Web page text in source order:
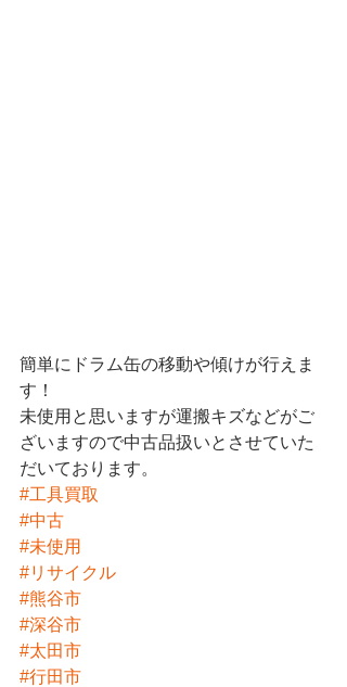
簡単にドラム缶の移動や傾けが行えま
す！
未使用と思いますが運搬キズなどがご
ざいますので中古品扱いとさせていた
だいております。
#工具買取
#中古
#未使用
#リサイクル
#熊谷市
#深谷市
#太田市
#行田市